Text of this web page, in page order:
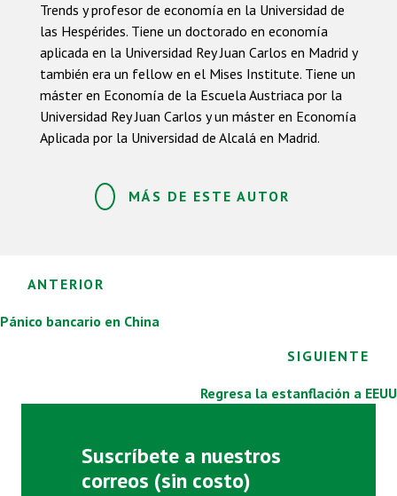
Trends y profesor de economía en la Universidad de
las Hespérides. Tiene un doctorado en economía
aplicada en la Universidad Rey Juan Carlos en Madrid y
también era un fellow en el Mises Institute. Tiene un
máster en Economía de la Escuela Austriaca por la
Universidad Rey Juan Carlos y un máster en Economía
Aplicada por la Universidad de Alcalá en Madrid.
MÁS DE ESTE AUTOR
Posts
navigation
ANTERIOR
Pánico bancario en China
SIGUIENTE
Regresa la estanflación a EEUU
Suscríbete a nuestros
correos (sin costo)